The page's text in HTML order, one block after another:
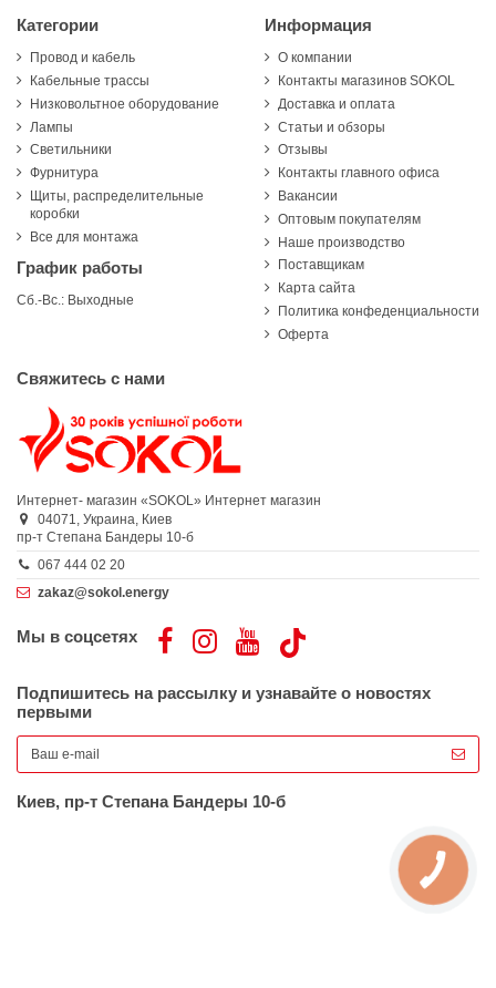
Категории
Провод и кабель
Кабельные трассы
Низковольтное оборудование
Лампы
Светильники
Фурнитура
Щиты, распределительные
коробки
Все для монтажа
График работы
Сб.-Вс.: Выходные
Информация
О компании
Контакты магазинов SOKOL
Доставка и оплата
Статьи и обзоры
Отзывы
Контакты главного офиса
Вакансии
Оптовым покупателям
Наше производство
Поставщикам
Карта сайта
Политика конфеденциальности
Оферта
Свяжитесь с нами
Интернет- магазин «SOKOL» Интернет магазин
04071, Украина, Киев
пр-т Степана Бандеры 10-б
067 444 02 20
zakaz@sokol.energy
Мы в соцсетях
Подпишитесь на рассылку и узнавайте о новостях
первыми
Киев, пр-т Степана Бандеры 10-б